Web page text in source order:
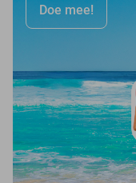
Doe mee!